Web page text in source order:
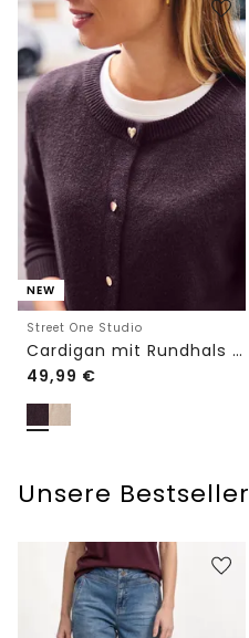
NEW
Street One Studio
Cardigan mit Rundhals und Knöpfen
49,99 €
Unsere Bestseller